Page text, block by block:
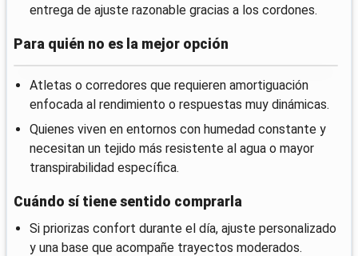
entrega de ajuste razonable gracias a los cordones.
Para quién no es la mejor opción
Atletas o corredores que requieren amortiguación
enfocada al rendimiento o respuestas muy dinámicas.
Quienes viven en entornos con humedad constante y
necesitan un tejido más resistente al agua o mayor
transpirabilidad específica.
Cuándo sí tiene sentido comprarla
Si priorizas confort durante el día, ajuste personalizado
y una base que acompañe trayectos moderados.